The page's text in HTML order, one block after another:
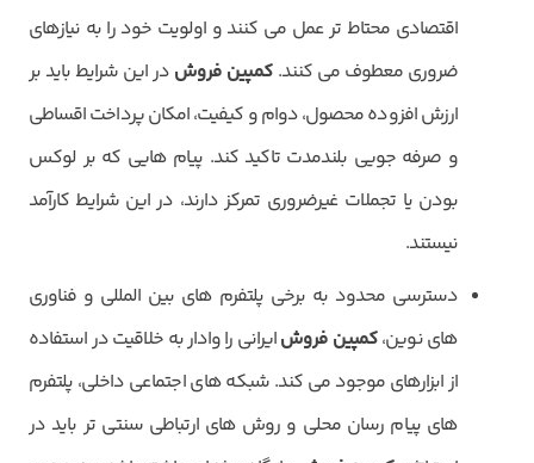
اقتصادی محتاط تر عمل می کنند و اولویت خود را به نیازهای
ضروری معطوف می کنند.کمپین فروش در این شرایط باید بر
ارزش افزوده محصول، دوام و کیفیت، امکان پرداخت اقساطی
و صرفه جویی بلندمدت تاکید کند. پیام هایی که بر لوکس
بودن یا تجملات غیرضروری تمرکز دارند، در این شرایط کارآمد
نیستند.
دسترسی محدود به برخی پلتفرم های بین المللی و فناوری
های نوین،کمپین فروشایرانی را وادار به خلاقیت در استفاده
از ابزارهای موجود می کند. شبکه های اجتماعی داخلی، پلتفرم
های پیام رسان محلی و روش های ارتباطی سنتی تر باید در